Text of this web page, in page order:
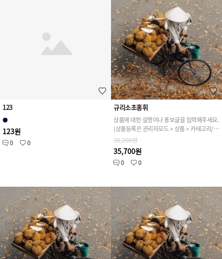
123
123원
0 0
규리소초홍휘
상품에 대한 설명이나 홍보글을 입력해주세요.
(상품등록은 관리자모드 > 상품 > 카테고리/상품관리 > 상품등록 가능)
39,200원
35,700원
0 0